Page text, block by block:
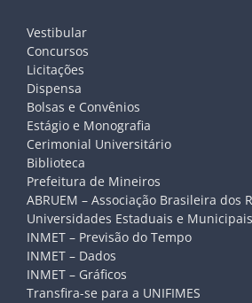
Vestibular
Concursos
Licitações
Dispensa
Bolsas e Convênios
Estágio e Monografia
Cerimonial Universitário
Biblioteca
Prefeitura de Mineiros
ABRUEM – Associação Brasileira dos
Universidades Estaduais e Municipais
INMET – Previsão do Tempo
INMET – Dados
INMET – Gráficos
Transfira-se para a UNIFIMES